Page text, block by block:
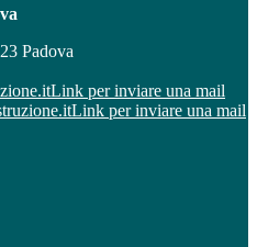
Padova
Link per inviare una mail
Link per inviare una mail